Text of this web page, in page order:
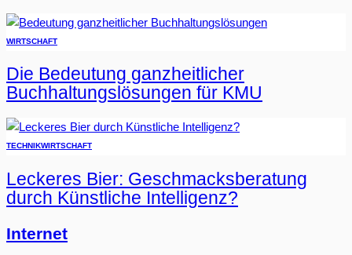
WIRTSCHAFT
Die Bedeutung ganzheitlicher
Buchhaltungslösungen für KMU
TECHNIKWIRTSCHAFT
Leckeres Bier: Geschmacksberatung
durch Künstliche Intelligenz?
Internet